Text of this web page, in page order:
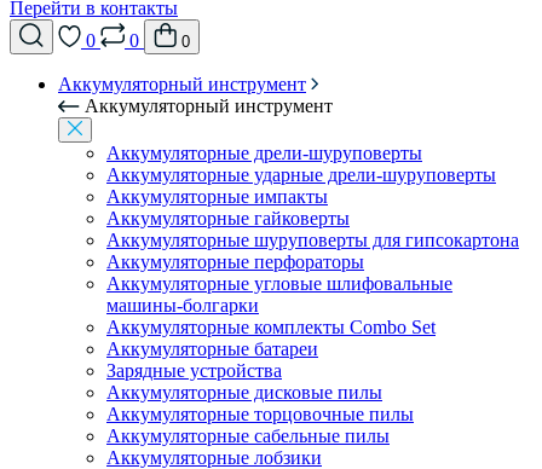
Перейти в контакты
0
0 0
Аккумуляторный инструмент
Аккумуляторный инструмент
Аккумуляторные дрели-шуруповерты
Аккумуляторные ударные дрели-шуруповерты
Аккумуляторные импакты
Аккумуляторные гайковерты
Аккумуляторные шуруповерты для гипсокартона
Аккумуляторные перфораторы
Аккумуляторные угловые шлифовальные
машины-болгарки
Аккумуляторные комплекты Combo Set
Аккумуляторные батареи
Зарядные устройства
Аккумуляторные дисковые пилы
Аккумуляторные торцовочные пилы
Аккумуляторные сабельные пилы
Аккумуляторные лобзики